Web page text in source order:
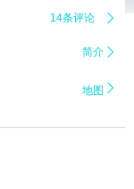
14条评论 
简介 
地图 